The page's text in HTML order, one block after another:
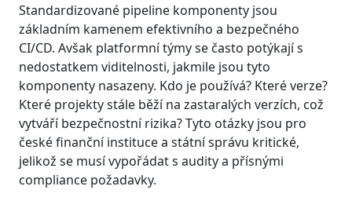
Standardizované pipeline komponenty jsou
základním kamenem efektivního a bezpečného
CI/CD. Avšak platformní týmy se často potýkají s
nedostatkem viditelnosti, jakmile jsou tyto
komponenty nasazeny. Kdo je používá? Které verze?
Které projekty stále běží na zastaralých verzích, což
vytváří bezpečnostní rizika? Tyto otázky jsou pro
české finanční instituce a státní správu kritické,
jelikož se musí vypořádat s audity a přísnými
compliance požadavky.